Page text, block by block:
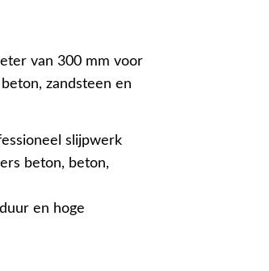
van 300 mm voor
zandsteen en
slijpwerk
beton, beton,
en hoge